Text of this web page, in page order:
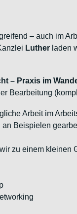
– auch im
Luther laden
– Praxis im
Bearbeitung
Arbeit im
Beispielen
zu einem kleinen